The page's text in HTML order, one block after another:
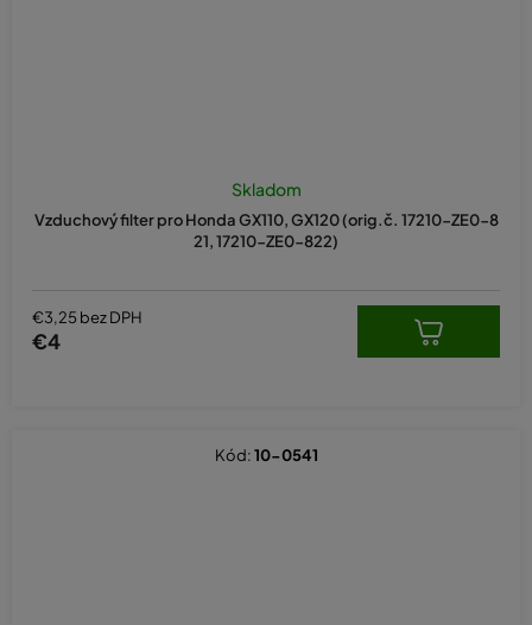
Vzduchový filter pro Honda GX110, GX120 (orig.č. 17210-ZE0-8
21, 17210-ZE0-822)
Skladom
€3,25 bez DPH
€4
Kód:10-0541